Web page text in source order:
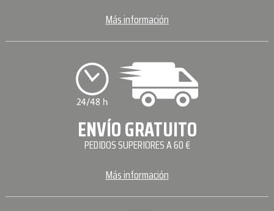
Más información
ENVÍO GRATUITO
PEDIDOS SUPERIORES A 60 €
Más información